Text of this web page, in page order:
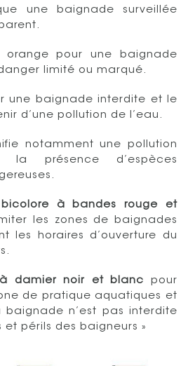
une baignade surveillée
orange pour une baignade
limité ou marqué.
une baignade interdite et le
d’une pollution de l’eau.
notamment une pollution
présence d’espèces
à bandes rouge et
les zones de baignades
les horaires d’ouverture du
damier noir et blanc pour
de pratique aquatiques et
baignade n’est pas interdite
et périls des baigneurs »